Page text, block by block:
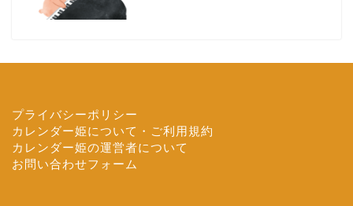
プライバシーポリシー
カレンダー姫について・ご利用規約
カレンダー姫の運営者について
お問い合わせフォーム